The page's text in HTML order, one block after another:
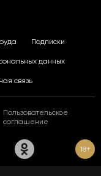
Подписки
данных
связь
Пользовательское
соглашение
18+